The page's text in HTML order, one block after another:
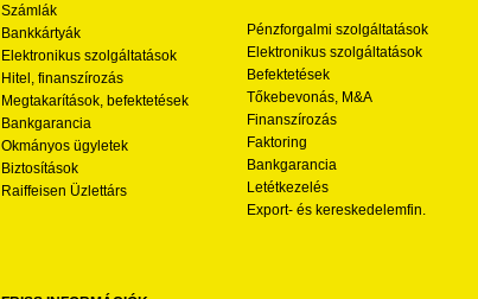
Számlák
Bankkártyák
Elektronikus szolgáltatások
Hitel, finanszírozás
Megtakarítások, befektetések
Bankgarancia
Okmányos ügyletek
Biztosítások
Raiffeisen Üzlettárs
Pénzforgalmi szolgáltatások
Elektronikus szolgáltatások
Befektetések
Tőkebevonás, M&A
Finanszírozás
Faktoring
Bankgarancia
Letétkezelés
Export- és kereskedelemfin.